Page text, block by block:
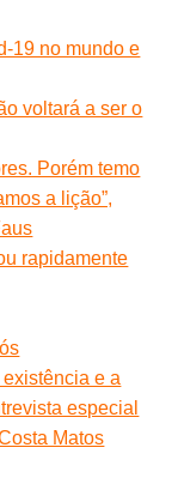
19 no mundo e
voltará a ser o
Porém temo
a lição”,
rapidamente
e a
especial
Matos